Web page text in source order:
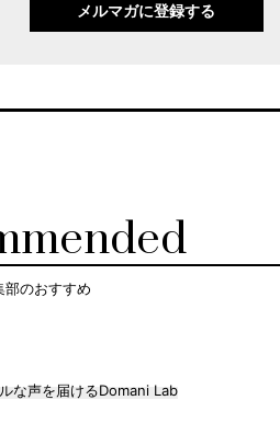
メルマガに登録する
部のおすすめ
な声を届けるDomani Lab